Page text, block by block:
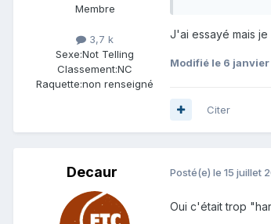
Membre
3,7 k
Sexe:Not Telling
Classement:NC
Raquette:non renseigné
J'ai essayé mais
Modifié le 6 janvier
Citer
Decaur Posté(e) le 15 juillet
Oui c'était trop